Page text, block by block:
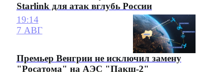
Starlink для атак вглубь России
19:14
7 АВГ
Премьер Венгрии не исключил замену
"Росатома" на АЭС "Пакш-2"